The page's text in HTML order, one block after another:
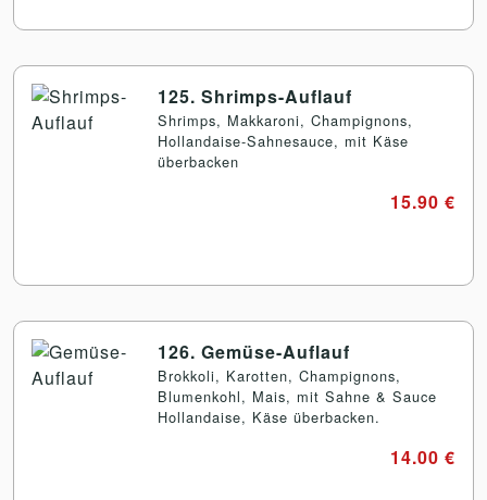
125. Shrimps-Auflauf
Shrimps, Makkaroni, Champignons,
Hollandaise-Sahnesauce, mit Käse
überbacken
15.90 €
126. Gemüse-Auflauf
Brokkoli, Karotten, Champignons,
Blumenkohl, Mais, mit Sahne & Sauce
Hollandaise, Käse überbacken.
14.00 €